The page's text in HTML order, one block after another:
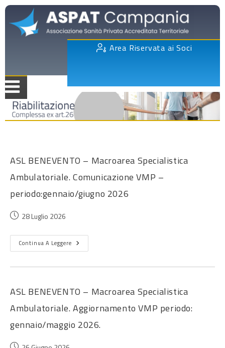
Area Riservata ai Soci
ASL BENEVENTO – Macroarea Specialistica
Ambulatoriale. Comunicazione VMP –
periodo:gennaio/giugno 2026
28 Luglio 2026
Continua A Leggere
ASL BENEVENTO – Macroarea Specialistica
Ambulatoriale. Aggiornamento VMP periodo:
gennaio/maggio 2026.